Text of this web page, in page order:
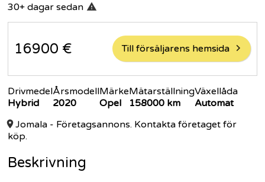
30+ dagar sedan
16900 € Till försäljarens hemsida
Drivmedel
Hybrid
Årsmodell
2020
Märke
Opel
Mätarställning
158000 km
Växellåda
Automat
Jomala - Företagsannons. Kontakta företaget för
köp.
Beskrivning